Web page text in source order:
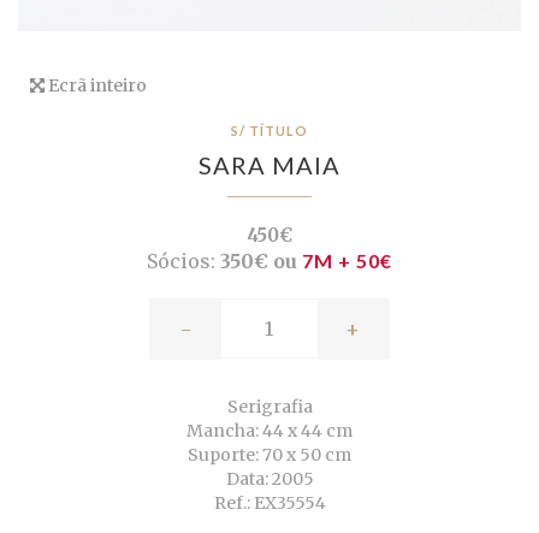
Ecrã inteiro
S/ TÍTULO
SARA MAIA
450€
Sócios: 350€ ou 7M + 50€
- +
Serigrafia
Mancha: 44 x 44 cm
Suporte: 70 x 50 cm
Data: 2005
Ref.: EX35554